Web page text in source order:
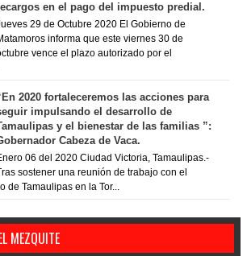
en el pago del impuesto predial.
29 de Octubre 2020 El Gobierno de
informa que este viernes 30 de
vence el plazo autorizado por el
2020 fortaleceremos las acciones para
impulsando el desarrollo de
y el bienestar de las familias ”:
Cabeza de Vaca.
06 del 2020 Ciudad Victoria, Tamaulipas.-
sostener una reunión de trabajo con el
de Tamaulipas en la Tor...
MEZQUITE